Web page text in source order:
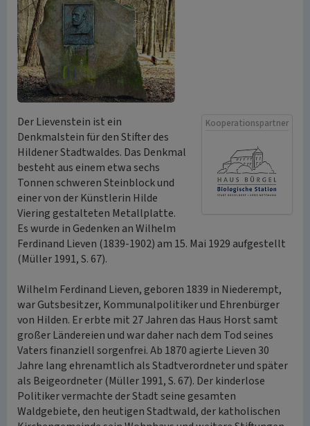
Kooperationspartner
Der Lievenstein ist ein
Denkmalstein für den Stifter des
Hildener Stadtwaldes. Das Denkmal
besteht aus einem etwa sechs
Tonnen schweren Steinblock und
einer von der Künstlerin Hilde
Viering gestalteten Metallplatte.
Es wurde in Gedenken an Wilhelm
Ferdinand Lieven (1839-1902) am 15. Mai 1929 aufgestellt
(Müller 1991, S. 67).
Wilhelm Ferdinand Lieven, geboren 1839 in Niederempt,
war Gutsbesitzer, Kommunalpolitiker und Ehrenbürger
von Hilden. Er erbte mit 27 Jahren das Haus Horst samt
großer Ländereien und war daher nach dem Tod seines
Vaters finanziell sorgenfrei. Ab 1870 agierte Lieven 30
Jahre lang ehrenamtlich als Stadtverordneter und später
als Beigeordneter (Müller 1991, S. 67). Der kinderlose
Politiker vermachte der Stadt seine gesamten
Waldgebiete, den heutigen Stadtwald, der katholischen